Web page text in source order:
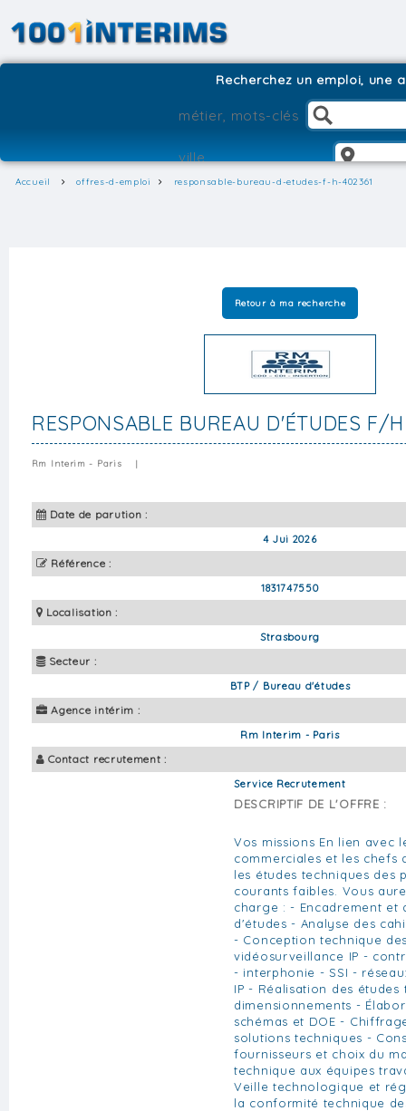
Recherchez un emploi, une
Accueil offres-d-emploi responsable-bureau-d-etudes-f-h-402361
Retour à ma recherche
RESPONSABLE BUREAU D'ÉTUDES F/H
Rm Interim - Paris |
Date de parution :
4 Jui 2026
Référence :
1831747550
Localisation :
Strasbourg
Secteur :
BTP / Bureau d'études
Agence intérim :
Rm Interim - Paris
Contact recrutement :
Service Recrutement
DESCRIPTIF DE L'OFFRE :
Vos missions En lien avec
commerciales et les chefs
les études techniques des
courants faibles. Vous
charge : - Encadrement et
d'études - Analyse des
- Conception technique
vidéosurveillance IP -
- interphonie - SSI -
IP - Réalisation des études
dimensionnements -
schémas et DOE -
solutions techniques -
fournisseurs et choix du
technique aux équipes
Veille technologique et
la conformité technique